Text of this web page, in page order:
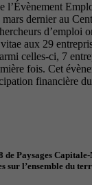
l’Évènement
dernier au
d’emploi
aux 29
celles-ci, 7
fois. Cet
financière
de Paysages
sur l’ensemble du